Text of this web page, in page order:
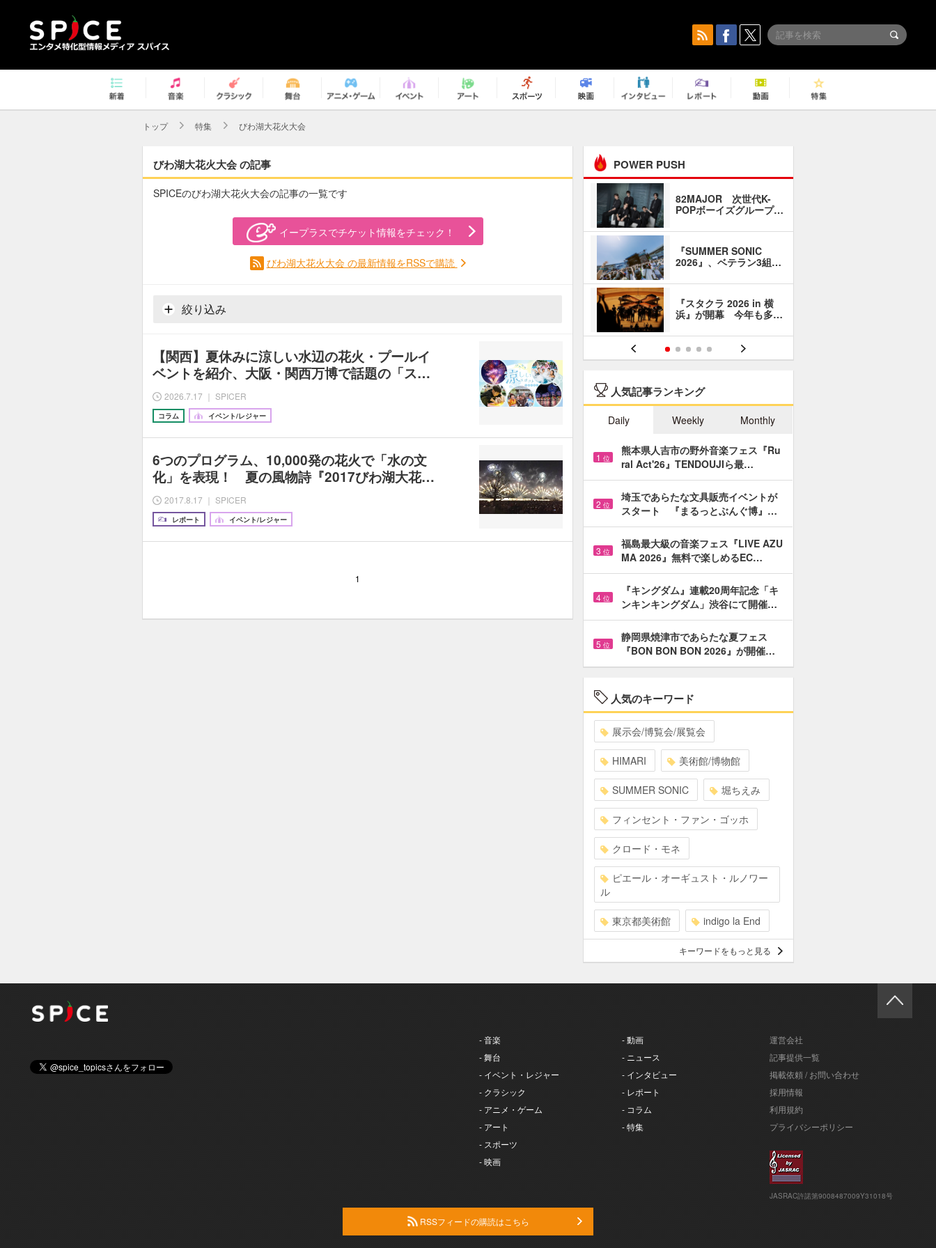
トップ 特集 びわ湖大花火大会
びわ湖大花火大会 の記事
SPICEのびわ湖大花火大会の記事の一覧です
イープラスでチケット情報をチェック！
びわ湖大花火大会 の最新情報をRSSで購読
絞り込み
【関西】夏休みに涼しい水辺の花火・プールイ
ベントを紹介、大阪・関西万博で話題の「ス…
2026.7.17 ｜ SPICER
コラム イベント/レジャー
6つのプログラム、10,000発の花火で「水の文
化」を表現！ 夏の風物詩『2017びわ湖大花…
2017.8.17 ｜ SPICER
レポート イベント/レジャー
1
POWER PUSH
82MAJOR 次世代K-
POPボーイズグループ…
『SUMMER SONIC
2026』、ベテラン3組…
『スタクラ 2026 in 横
浜』が開幕 今年も多…
人気記事ランキング
Daily Weekly Monthly
1 位
熊本県人吉市の野外音楽フェス『Ru
ral Act'26』TENDOUJIら最…
2 位
埼玉であらたな文具販売イベントが
スタート 『まるっとぶんぐ博』…
3 位
福島最大級の音楽フェス『LIVE AZU
MA 2026』無料で楽しめるEC…
4 位
『キングダム』連載20周年記念「キ
ンキンキングダム」渋谷にて開催…
5 位
静岡県焼津市であらたな夏フェス
『BON BON BON 2026』が開催…
人気のキーワード
展示会/博覧会/展覧会
HIMARI 美術館/博物館
SUMMER SONIC 堀ちえみ
フィンセント・ファン・ゴッホ
クロード・モネ
ピエール・オーギュスト・ルノワー
ル
東京都美術館 indigo la End
キーワードをもっと見る
- 音楽
- 舞台
- イベント・レジャー
- クラシック
- アニメ・ゲーム
- アート
- スポーツ
- 映画
- 動画
- ニュース
- インタビュー
- レポート
- コラム
- 特集
運営会社
記事提供一覧
掲載依頼 / お問い合わせ
採用情報
利用規約
プライバシーポリシー
JASRAC許諾第9008487009Y31018号
RSSフィードの購読はこちら